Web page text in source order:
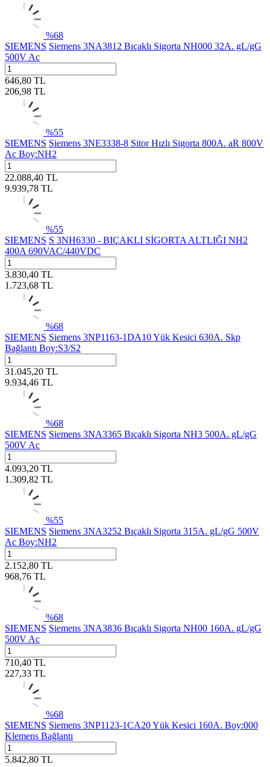
%68
SIEMENS Siemens 3NA3812 Bıçaklı Sigorta NH000 32A. gL/gG
500V Ac
646,80 TL
206,98 TL
%55
SIEMENS Siemens 3NE3338-8 Sitor Hızlı Sigorta 800A. aR 800V
Ac Boy:NH2
22.088,40 TL
9.939,78 TL
%55
SIEMENS S 3NH6330 - BIÇAKLI SİGORTA ALTLIĞI NH2
400A 690VAC/440VDC
3.830,40 TL
1.723,68 TL
%68
SIEMENS Siemens 3NP1163-1DA10 Yük Kesici 630A. Skp
Bağlantı Boy:S3/S2
31.045,20 TL
9.934,46 TL
%68
SIEMENS Siemens 3NA3365 Bıçaklı Sigorta NH3 500A. gL/gG
500V Ac
4.093,20 TL
1.309,82 TL
%55
SIEMENS Siemens 3NA3252 Bıçaklı Sigorta 315A. gL/gG 500V
Ac Boy:NH2
2.152,80 TL
968,76 TL
%68
SIEMENS Siemens 3NA3836 Bıçaklı Sigorta NH00 160A. gL/gG
500V Ac
710,40 TL
227,33 TL
%68
SIEMENS Siemens 3NP1123-1CA20 Yük Kesici 160A. Boy:000
Klemens Bağlantı
5.842,80 TL